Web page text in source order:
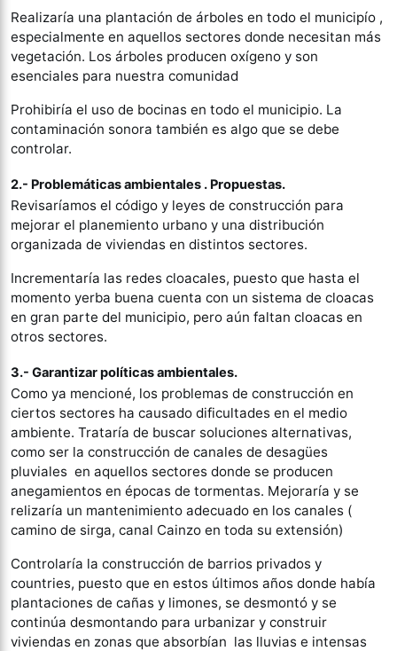
Realizaría una plantación de árboles en todo el municipío ,
especialmente en aquellos sectores donde necesitan más
vegetación. Los árboles producen oxígeno y son
esenciales para nuestra comunidad
Prohibiría el uso de bocinas en todo el municipio. La
contaminación sonora también es algo que se debe
controlar.
2.- Problemáticas ambientales . Propuestas.
Revisaríamos el código y leyes de construcción para
mejorar el planemiento urbano y una distribución
organizada de viviendas en distintos sectores.
Incrementaría las redes cloacales, puesto que hasta el
momento yerba buena cuenta con un sistema de cloacas
en gran parte del municipio, pero aún faltan cloacas en
otros sectores.
3.- Garantizar políticas ambientales.
Como ya mencioné, los problemas de construcción en
ciertos sectores ha causado dificultades en el medio
ambiente. Trataría de buscar soluciones alternativas,
como ser la construcción de canales de desagües
pluviales en aquellos sectores donde se producen
anegamientos en épocas de tormentas. Mejoraría y se
relizaría un mantenimiento adecuado en los canales (
camino de sirga, canal Cainzo en toda su extensión)
Controlaría la construcción de barrios privados y
countries, puesto que en estos últimos años donde había
plantaciones de cañas y limones, se desmontó y se
continúa desmontando para urbanizar y construir
viviendas en zonas que absorbían las lluvias e intensas